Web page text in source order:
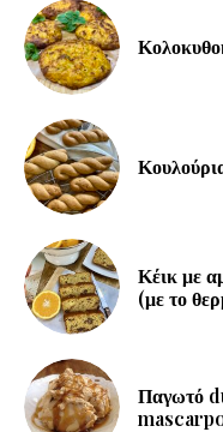
Κέικ με
(με το
Παγωτό